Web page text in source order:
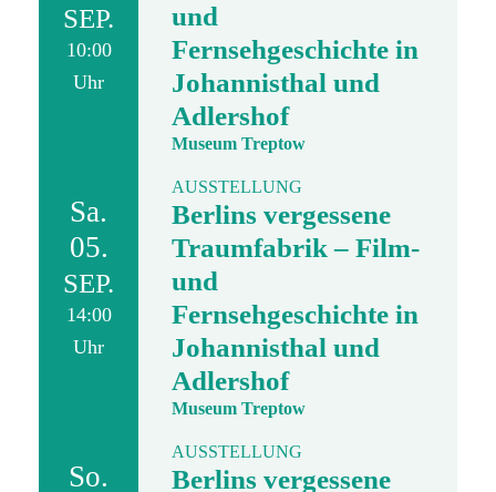
SEP.
10:00
Uhr
und
Fernsehgeschichte in
Johannisthal und
Adlershof
Museum Treptow
Sa.
05.
SEP.
14:00
Uhr
AUSSTELLUNG
Berlins vergessene
Traumfabrik – Film-
und
Fernsehgeschichte in
Johannisthal und
Adlershof
Museum Treptow
So.
AUSSTELLUNG
Berlins vergessene